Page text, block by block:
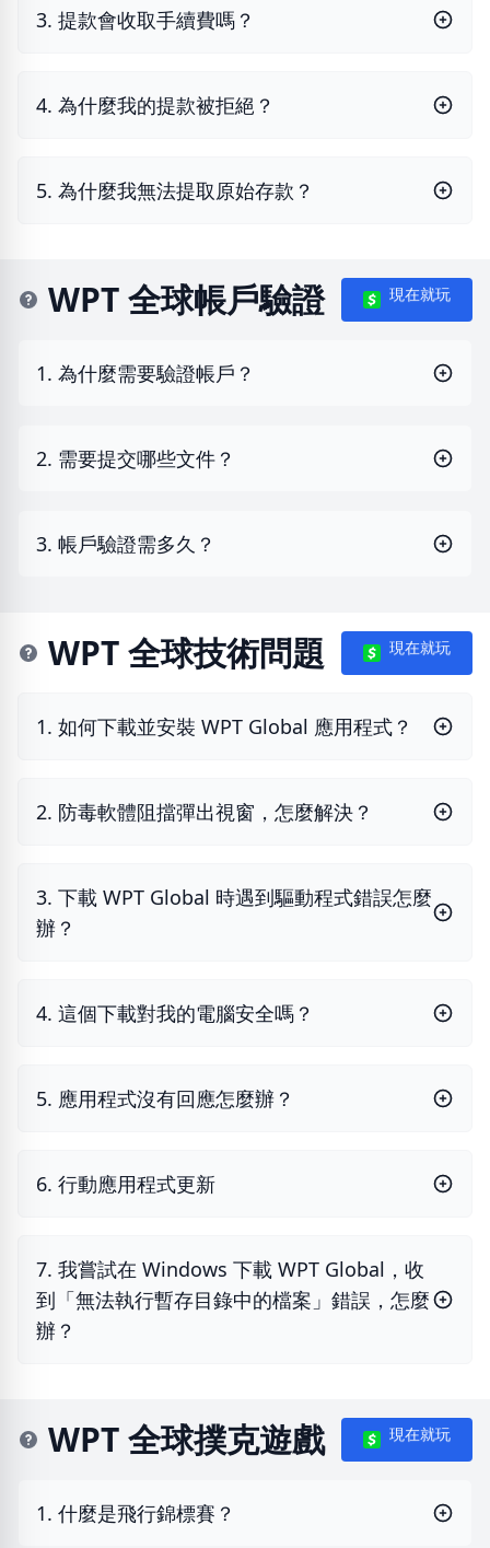
3. 提款會收取手續費嗎？
4. 為什麼我的提款被拒絕？
5. 為什麼我無法提取原始存款？
WPT 全球帳戶驗證 現在就玩
1. 為什麼需要驗證帳戶？
2. 需要提交哪些文件？
3. 帳戶驗證需多久？
WPT 全球技術問題 現在就玩
1. 如何下載並安裝 WPT Global 應用程式？
2. 防毒軟體阻擋彈出視窗，怎麼解決？
3. 下載 WPT Global 時遇到驅動程式錯誤怎麼
辦？
4. 這個下載對我的電腦安全嗎？
5. 應用程式沒有回應怎麼辦？
6. 行動應用程式更新
7. 我嘗試在 Windows 下載 WPT Global，收
到「無法執行暫存目錄中的檔案」錯誤，怎麼
辦？
WPT 全球撲克遊戲 現在就玩
1. 什麼是飛行錦標賽？